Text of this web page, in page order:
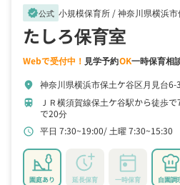
verified公式 小規模保育所 /神奈川県横浜
たしろ保育室
Webで受付中！ 見学予約OK一時保育相
location_on 神奈川県横浜市保土ケ谷区月見台6-3
train ＪＲ横須賀線保土ケ谷駅から徒歩で
で20分
schedule 平日 7:30~19:00 土曜 7:30~15:30
園庭あり 延長保育 一時保育 自園調